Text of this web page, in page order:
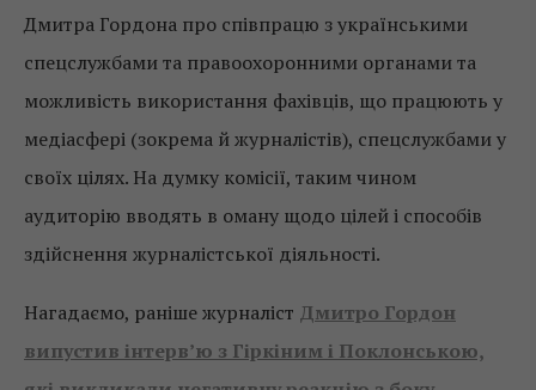
Дмитра Гордона про співпрацю з українськими
спецслужбами та правоохоронними органами та
можливість використання фахівців, що працюють у
медіасфері (зокрема й журналістів), спецслужбами у
своїх цілях. На думку комісії, таким чином
аудиторію вводять в оману щодо цілей і способів
здійснення журналістської діяльності.
Нагадаємо, раніше журналіст Дмитро Гордон
випустив інтерв’ю з Гіркіним і Поклонською,